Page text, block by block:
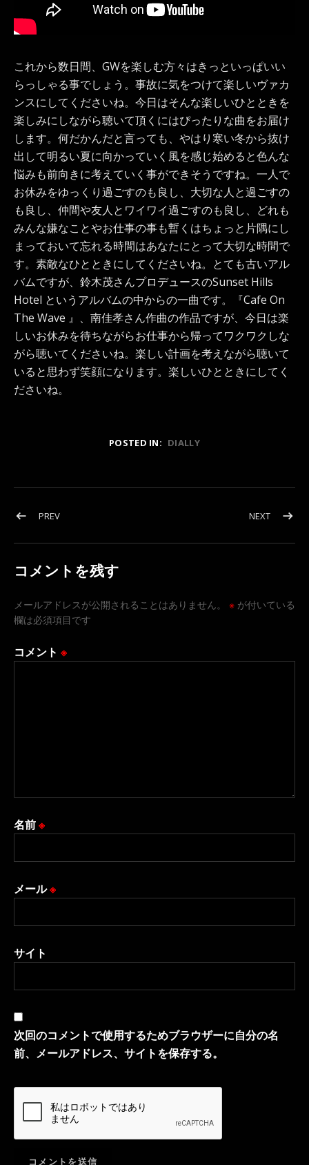
これから数日間、GWを楽しむ方々はきっといっぱいい
らっしゃる事でしょう。事故に気をつけて楽しいヴァカ
ンスにしてくださいね。今日はそんな楽しいひとときを
楽しみにしながら聴いて頂くにはぴったりな曲をお届け
します。何だかんだと言っても、やはり寒い冬から抜け
出して明るい夏に向かっていく風を感じ始めると色んな
悩みも前向きに考えていく事ができそうですね。一人で
お休みをゆっくり過ごすのも良し、大切な人と過ごすの
も良し、仲間や友人とワイワイ過ごすのも良し、どれも
みんな嫌なことやお仕事の事も暫くはちょっと片隅にし
まっておいて忘れる時間はあなたにとって大切な時間で
す。素敵なひとときにしてくださいね。とても古いアル
バムですが、鈴木茂さんプロデュースのSunset Hills
Hotel というアルバムの中からの一曲です。『Cafe On
The Wave 』、南佳孝さん作曲の作品ですが、今日は楽
しいお休みを待ちながらお仕事から帰ってワクワクしな
がら聴いてくださいね。楽しい計画を考えながら聴いて
いると思わず笑顔になります。楽しいひとときにしてく
ださいね。
POSTED IN: DIALLY
投稿ナビゲーション
PREVPOST: 優しさ溢れる『人』でいよう…｡ NEXTPOST:
コメントを残す
メールアドレスが公開されることはありません。 ※ が付いている
欄は必須項目です
コメント ※
名前※
メール※
サイト
次回のコメントで使用するためブラウザーに自分の名
前、メールアドレス、サイトを保存する。